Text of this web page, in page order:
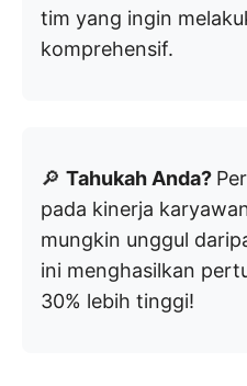
tim yang ingin
komprehensif.
🔎 Tahukah Anda?
pada kinerja
mungkin unggul
ini menghasilkan
30% lebih tinggi!